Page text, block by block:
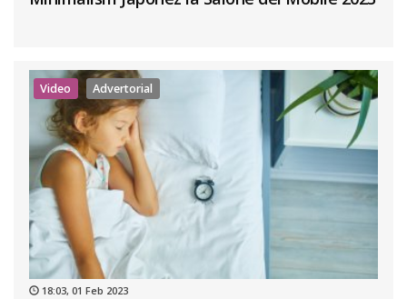
Video Advertorial
18:03, 01 Feb 2023